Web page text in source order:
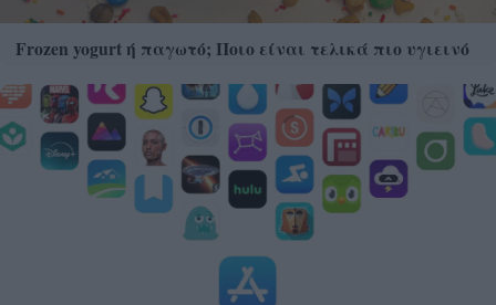
Frozen yogurt ή παγωτό; Ποιο είναι τελικά πιο υγιεινό